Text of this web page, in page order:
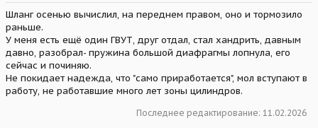
Шланг осенью вычислил, на переднем правом, оно и тормозило
раньше.
У меня есть ещё один ГВУТ, друг отдал, стал хандрить, давным
давно, разобрал- пружина большой диафрагмы лопнула, его
сейчас и починяю.
Не покидает надежда, что "само приработается", мол вступают в
работу, не работавшие много лет зоны цилиндров.
Последнее редактирование: 11.02.2026